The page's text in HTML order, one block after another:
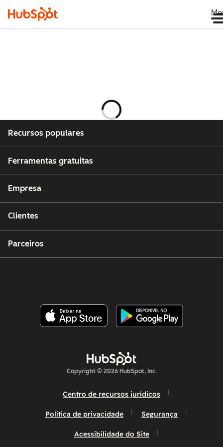
Carregando
Recursos populares
Ferramentas gratuitas
Empresa
Clientes
Parceiros
Copyright © 2026 HubSpot, Inc.
Centro de recursos jurídicos
Política de privacidade Segurança
Acessibilidade do Site